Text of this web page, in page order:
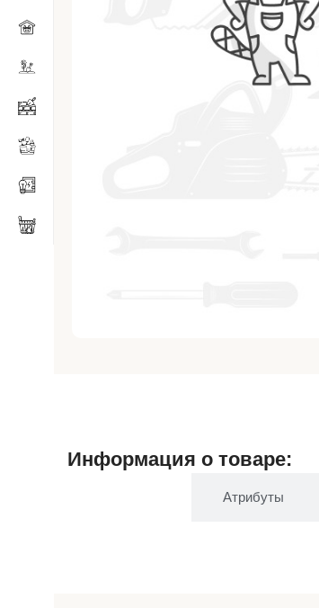
Информация о товаре:
Атрибуты